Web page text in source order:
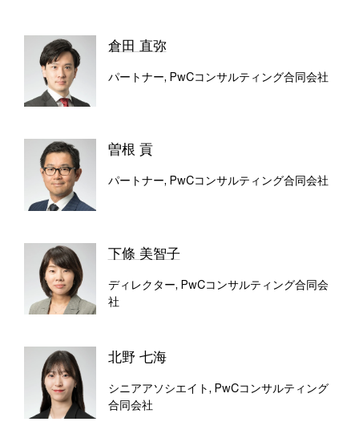
倉田 直弥
パートナー, PwCコンサルティング合同会社
曽根 貢
パートナー, PwCコンサルティング合同会社
下條 美智子
ディレクター, PwCコンサルティング合同会
社
北野 七海
シニアアソシエイト, PwCコンサルティング
合同会社